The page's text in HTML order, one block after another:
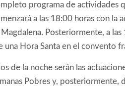
programa de actividades
a las 18:00 horas con la
Posteriormente, a
una Hora Santa en el convento
de la noche serán las
Pobres y, posteriormente,